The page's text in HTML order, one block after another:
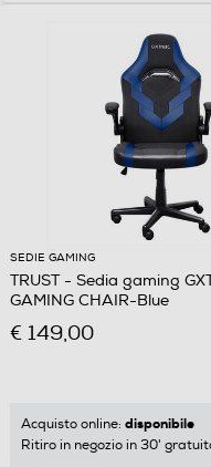
SEDIE GAMING
TRUST - Sedia gaming
GAMING CHAIR-Blue
€ 149,00
Acquisto online: disponibile
Ritiro in negozio in 30'